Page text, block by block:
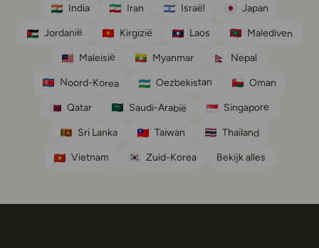
India Iran Israël Japan
Jordanië Kirgizië Laos Malediven
Maleisië Myanmar Nepal
Noord-Korea Oezbekistan Oman
Qatar Saudi-Arabië Singapore
Sri Lanka Taiwan Thailand
Vietnam Zuid-Korea Bekijk alles